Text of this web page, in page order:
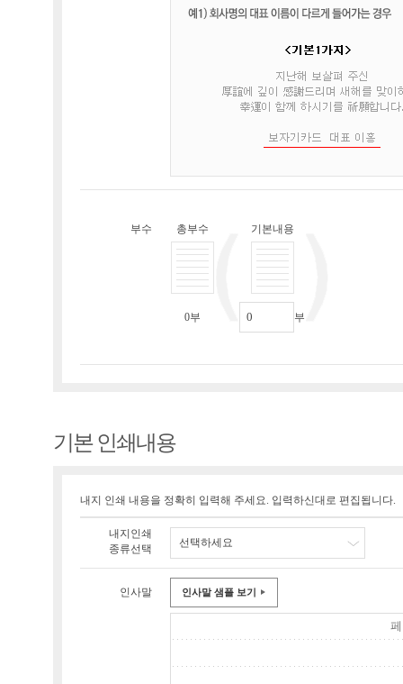
부수 총부수
0부
기본내용
부
기본 인쇄내용
내지 인쇄 내용을 정확히 입력해 주세요. 입력하신대로 편집됩니다.
내지인쇄
종류선택
선택하세요
인사말 인사말 샘플 보기